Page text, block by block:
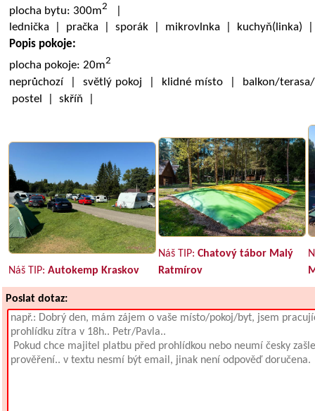
plocha bytu: 300m2
lednička | pračka | sporák | mikrovlnka |
Popis pokoje:
plocha pokoje: 20m2
neprůchozí | světlý pokoj | klidné místo | balkon/
postel | skříň |
Náš TIP:Autokemp Kraskov
Náš TIP: Chatový tábor Malý
Ratmírov
Poslat dotaz: